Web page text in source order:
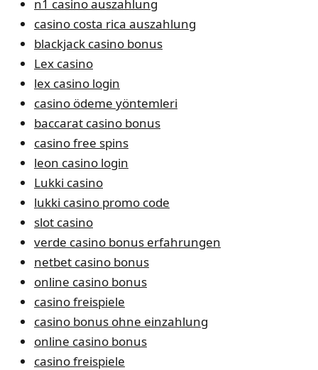
n1 casino auszahlung
casino costa rica auszahlung
blackjack casino bonus
Lex casino
lex casino login
casino ödeme yöntemleri
baccarat casino bonus
casino free spins
leon casino login
Lukki casino
lukki casino promo code
slot casino
verde casino bonus erfahrungen
netbet casino bonus
online casino bonus
casino freispiele
casino bonus ohne einzahlung
online casino bonus
casino freispiele